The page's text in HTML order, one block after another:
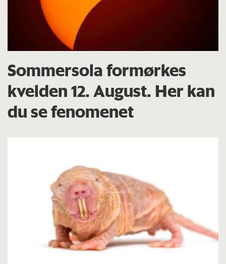
Sommersola formørkes
kvelden 12. August. Her kan
du se fenomenet